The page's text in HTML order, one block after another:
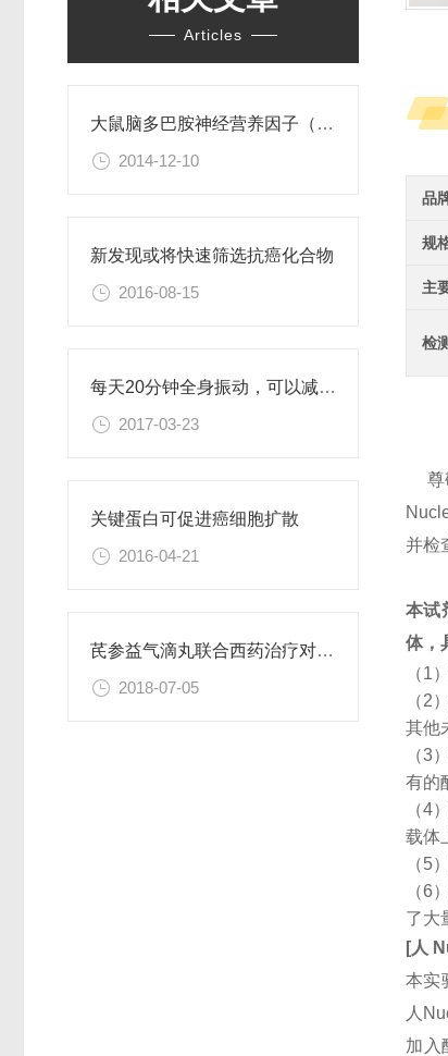
Articles
大鼠脑多巴胺神经营养因子（CDNF）ELISA试剂盒
2014-12-10
新发现或将快速筛选抗癌化合物
2016-08-15
每天20分钟全身振动，可以减肥、对抗糖尿病
2017-03-23
关键蛋白可促进癌细胞扩散
2016-04-21
芪参益气滴丸联合西药治疗对稳定型心绞痛患者血清抵抗素水平的影响
2018-07-05
品
规
主
检
并检
本试
体，
（1
（2
其他
（3
有的
（4
载体
（5
（6
了大
[人
本实
人
加入